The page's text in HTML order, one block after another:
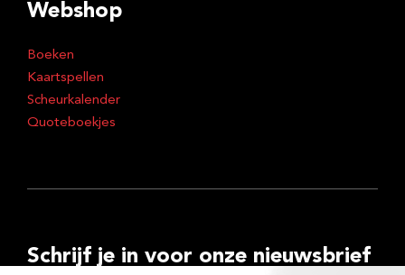
Webshop
Boeken
Kaartspellen
Scheurkalender
Quoteboekjes
Schrijf je in voor onze nieuwsbrief